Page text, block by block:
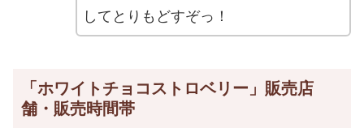
してとりもどすぞっ！
「ホワイトチョコストロベリー」販売店
舗・販売時間帯